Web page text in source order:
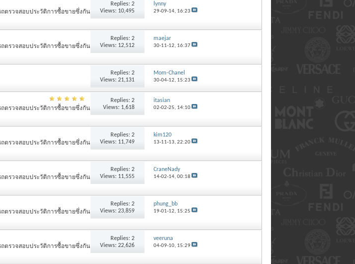
ถตรวจสอบประวัติการซื้อขายซึ่งกัน
Replies: 2
Views: 10,495
lynny
29-09-14, 16:23
ถตรวจสอบประวัติการซื้อขายซึ่งกัน
Replies: 2
Views: 12,512
maejar
30-11-12, 16:37
Replies: 2
Views: 21,131
Mom-Chanel
30-04-12, 15:23
ถตรวจสอบประวัติการซื้อขายซึ่งกัน
Replies: 2
Views: 1,618
itasian
02-02-25, 14:10
ถตรวจสอบประวัติการซื้อขายซึ่งกัน
Replies: 2
Views: 11,749
kim120
13-11-13, 22:20
ถตรวจสอบประวัติการซื้อขายซึ่งกัน
Replies: 2
Views: 11,555
CraneNady
14-02-14, 00:18
ถตรวจสอบประวัติการซื้อขายซึ่งกัน
Replies: 2
Views: 23,859
phung_bb
19-01-12, 15:25
ถตรวจสอบประวัติการซื้อขายซึ่งกัน
Replies: 2
Views: 22,626
veeruna
04-09-10, 15:29